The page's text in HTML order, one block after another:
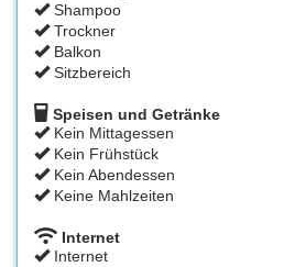
Shampoo
Trockner
Balkon
Sitzbereich
Speisen und Getränke
Kein Mittagessen
Kein Frühstück
Kein Abendessen
Keine Mahlzeiten
Internet
Internet